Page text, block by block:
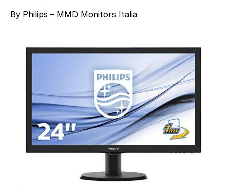
By Philips – MMD Monitors Italia